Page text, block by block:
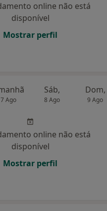
online não está
disponível
Mostrar perfil
7 Ago
Sáb,
8 Ago
Dom,
9 Ago
online não está
disponível
Mostrar perfil